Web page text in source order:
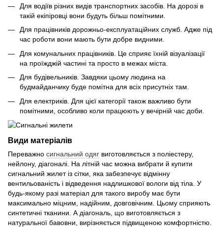
Для водіїв різних видів транспортних засобів. На дорозі в
такій екіпіровці вони будуть більш помітними.
Для працівників дорожньо-експлуатаційних служб. Адже під
час роботи вони мають бути добре видними.
Для комунальних працівників. Це сприяє їхній візуалізації
на проїжджій частині та просто в межах міста.
Для будівельників. Завдяки цьому людина на
будмайданчику буде помітна для всіх присутніх там.
Для електриків. Для цієї категорії також важливо бути
помітними, особливо коли працюють у вечірній час доби.
Види матеріалів
Переважно сигнальний одяг виготовляється з поліестеру,
нейлону, діагоналі. На літній час можна вибрати й купити
сигнальний жилет із сітки, яка забезпечує відмінну
вентильованість і відведення надлишкової вологи від тіла. У
будь-якому разі матеріал для такого виробу має бути
максимально міцним, надійним, довговічним. Цьому сприяють
синтетичні тканини. А діагональ, що виготовляється з
натуральної бавовни, вирізняється підвищеною комфортністю.